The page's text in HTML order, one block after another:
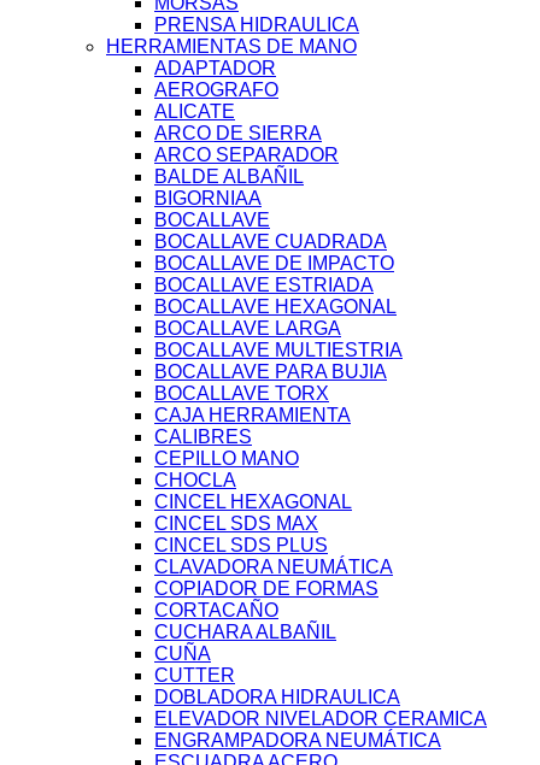
PRENSA HIDRAULICA
HERRAMIENTAS DE MANO
ADAPTADOR
AEROGRAFO
ALICATE
ARCO DE SIERRA
ARCO SEPARADOR
BALDE ALBAÑIL
BIGORNIAA
BOCALLAVE
BOCALLAVE CUADRADA
BOCALLAVE DE IMPACTO
BOCALLAVE ESTRIADA
BOCALLAVE HEXAGONAL
BOCALLAVE LARGA
BOCALLAVE MULTIESTRIA
BOCALLAVE PARA BUJIA
BOCALLAVE TORX
CAJA HERRAMIENTA
CALIBRES
CEPILLO MANO
CHOCLA
CINCEL HEXAGONAL
CINCEL SDS MAX
CINCEL SDS PLUS
CLAVADORA NEUMÁTICA
COPIADOR DE FORMAS
CORTACAÑO
CUCHARA ALBAÑIL
CUÑA
CUTTER
DOBLADORA HIDRAULICA
ELEVADOR NIVELADOR CERAMICA
ENGRAMPADORA NEUMÁTICA